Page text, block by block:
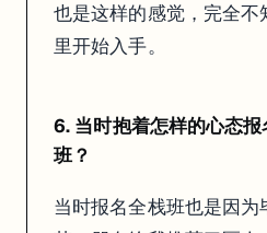
匠人活动
也是这样的感觉，完全
里开始入手。
6. 当时抱着怎样的心态
班？
当时报名全栈班也是因为